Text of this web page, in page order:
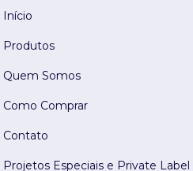
Início
Produtos
Quem Somos
Como Comprar
Contato
Projetos Especiais e Private Label